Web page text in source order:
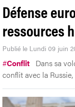
Défense
ressources
Publié le Lundi 09 juin
#Conflit Dans sa
conflit avec la